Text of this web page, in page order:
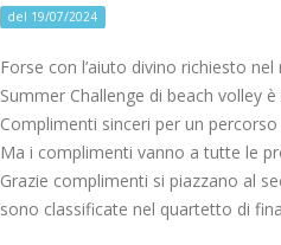
del 19/07/2024
Forse con l’aiuto divino richiesto
Summer Challenge di beach volley
Complimenti sinceri per un
Ma i complimenti vanno a tutte le
Grazie complimenti si piazzano al
sono classificate nel quartetto di